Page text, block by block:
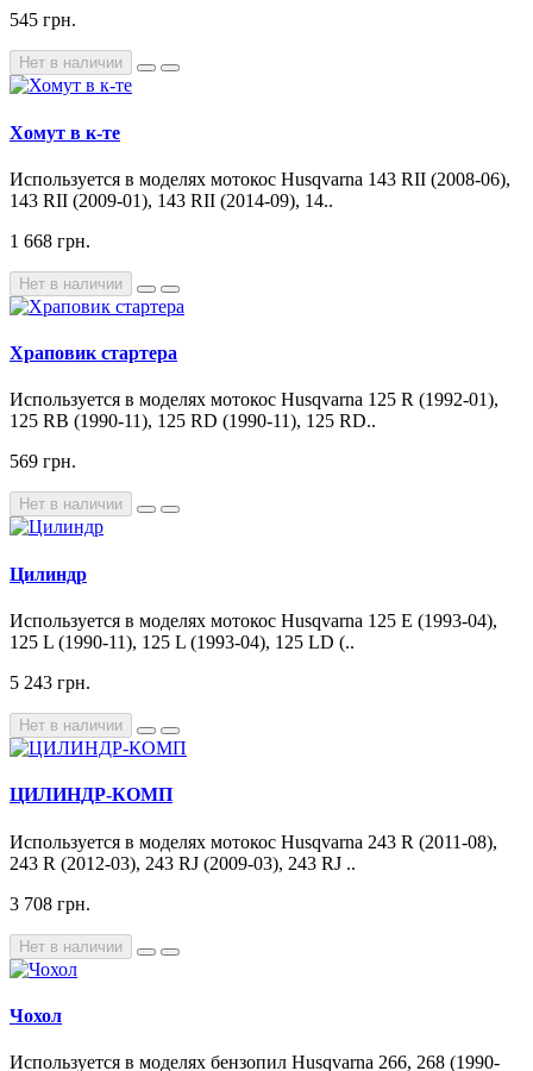
545 грн.
Нет в наличии
Хомут в к-те
Используется в моделях мотокос Husqvarna 143 RII (2008-06),
143 RII (2009-01), 143 RII (2014-09), 14..
1 668 грн.
Нет в наличии
Храповик стартера
Используется в моделях мотокос Husqvarna 125 R (1992-01),
125 RB (1990-11), 125 RD (1990-11), 125 RD..
569 грн.
Нет в наличии
Цилиндр
Используется в моделях мотокос Husqvarna 125 E (1993-04),
125 L (1990-11), 125 L (1993-04), 125 LD (..
5 243 грн.
Нет в наличии
ЦИЛИНДР-КОМП
Используется в моделях мотокос Husqvarna 243 R (2011-08),
243 R (2012-03), 243 RJ (2009-03), 243 RJ ..
3 708 грн.
Нет в наличии
Чохол
Используется в моделях бензопил Husqvarna 266, 268 (1990-